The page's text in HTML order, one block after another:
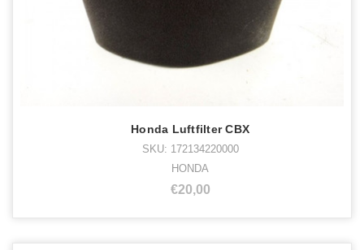
Honda Luftfilter CBX
SKU: 172134220000
HONDA
€20,00